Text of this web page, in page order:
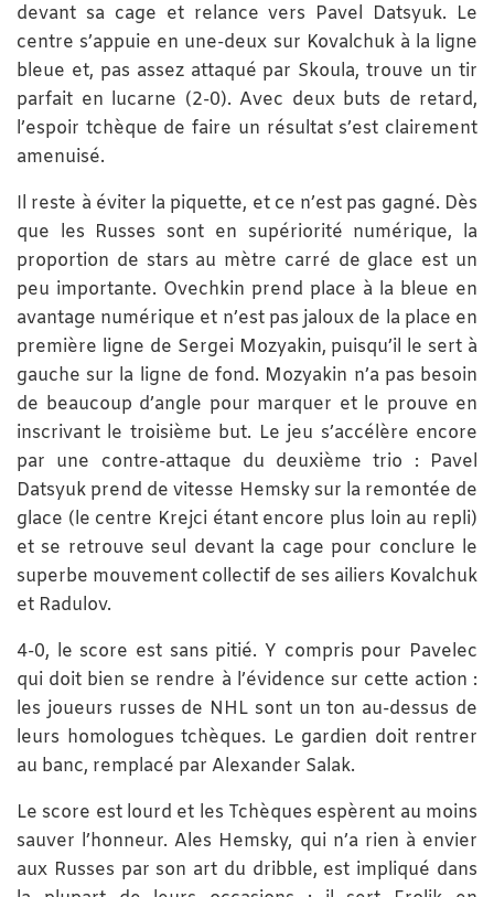
devant sa cage et relance vers Pavel Datsyuk. Le
centre s’appuie en une-deux sur Kovalchuk à la ligne
bleue et, pas assez attaqué par Skoula, trouve un tir
parfait en lucarne (2-0). Avec deux buts de retard,
l’espoir tchèque de faire un résultat s’est clairement
amenuisé.
Il reste à éviter la piquette, et ce n’est pas gagné. Dès
que les Russes sont en supériorité numérique, la
proportion de stars au mètre carré de glace est un
peu importante. Ovechkin prend place à la bleue en
avantage numérique et n’est pas jaloux de la place en
première ligne de Sergei Mozyakin, puisqu’il le sert à
gauche sur la ligne de fond. Mozyakin n’a pas besoin
de beaucoup d’angle pour marquer et le prouve en
inscrivant le troisième but. Le jeu s’accélère encore
par une contre-attaque du deuxième trio : Pavel
Datsyuk prend de vitesse Hemsky sur la remontée de
glace (le centre Krejci étant encore plus loin au repli)
et se retrouve seul devant la cage pour conclure le
superbe mouvement collectif de ses ailiers Kovalchuk
et Radulov.
4-0, le score est sans pitié. Y compris pour Pavelec
qui doit bien se rendre à l’évidence sur cette action :
les joueurs russes de NHL sont un ton au-dessus de
leurs homologues tchèques. Le gardien doit rentrer
au banc, remplacé par Alexander Salak.
Le score est lourd et les Tchèques espèrent au moins
sauver l’honneur. Ales Hemsky, qui n’a rien à envier
aux Russes par son art du dribble, est impliqué dans